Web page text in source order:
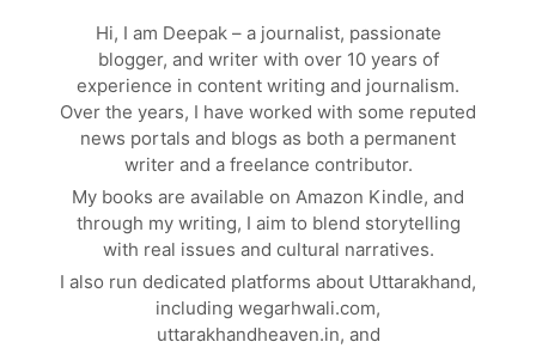
Hi, I am Deepak – a journalist, passionate
blogger, and writer with over 10 years of
experience in content writing and journalism.
Over the years, I have worked with some reputed
news portals and blogs as both a permanent
writer and a freelance contributor.
My books are available on Amazon Kindle, and
through my writing, I aim to blend storytelling
with real issues and cultural narratives.
I also run dedicated platforms about Uttarakhand,
including wegarhwali.com,
uttarakhandheaven.in, and